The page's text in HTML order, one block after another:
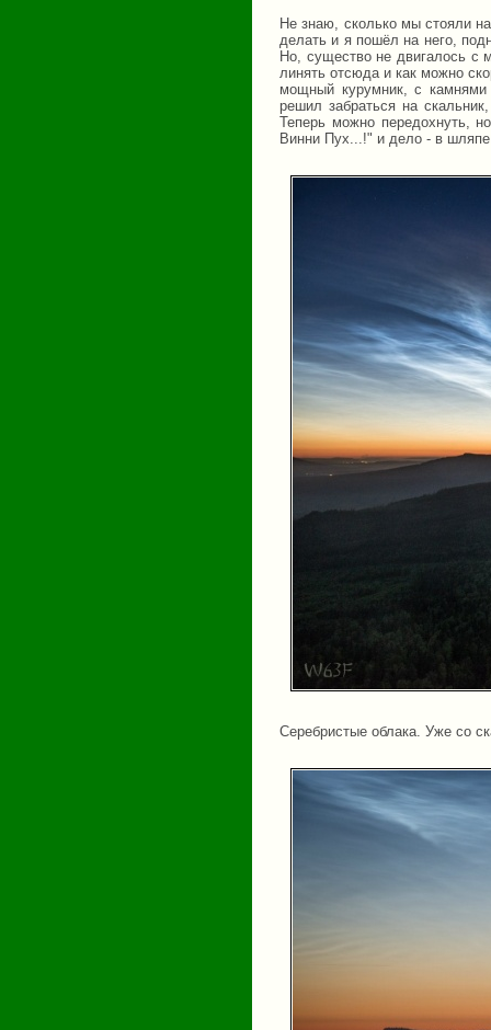
Не знаю, сколько мы стояли
делать и я пошёл на него,
Но, существо не двигалось с
линять отсюда и как можно
мощный курумник, с камнями
решил забраться на
Теперь можно передохнуть,
Винни Пух...!" и дело - в
Серебристые облака. Уже со